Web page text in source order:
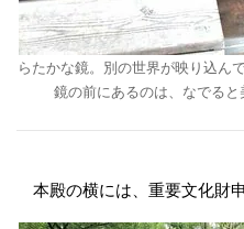
らたかな鏡。別の世界が映り込ん
鏡の前にあるのは、なでると
本殿の横には、重要文化財